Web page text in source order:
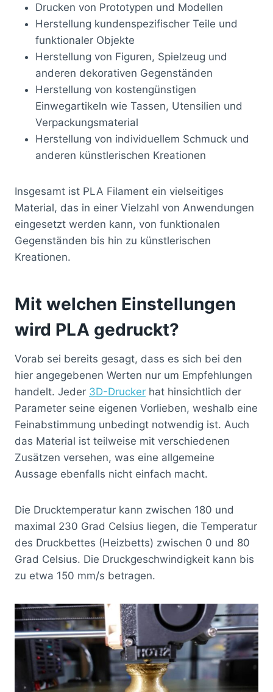
Drucken von Prototypen und Modellen
Herstellung kundenspezifischer Teile und
funktionaler Objekte
Herstellung von Figuren, Spielzeug und
anderen dekorativen Gegenständen
Herstellung von kostengünstigen
Einwegartikeln wie Tassen, Utensilien und
Verpackungsmaterial
Herstellung von individuellem Schmuck und
anderen künstlerischen Kreationen
Insgesamt ist PLA Filament ein vielseitiges
Material, das in einer Vielzahl von Anwendungen
eingesetzt werden kann, von funktionalen
Gegenständen bis hin zu künstlerischen
Kreationen.
Mit welchen Einstellungen
wird PLA gedruckt?
Vorab sei bereits gesagt, dass es sich bei den
hier angegebenen Werten nur um Empfehlungen
handelt. Jeder 3D-Drucker hat hinsichtlich der
Parameter seine eigenen Vorlieben, weshalb eine
Feinabstimmung unbedingt notwendig ist. Auch
das Material ist teilweise mit verschiedenen
Zusätzen versehen, was eine allgemeine
Aussage ebenfalls nicht einfach macht.
Die Drucktemperatur kann zwischen 180 und
maximal 230 Grad Celsius liegen, die Temperatur
des Druckbettes (Heizbetts) zwischen 0 und 80
Grad Celsius. Die Druckgeschwindigkeit kann bis
zu etwa 150 mm/s betragen.